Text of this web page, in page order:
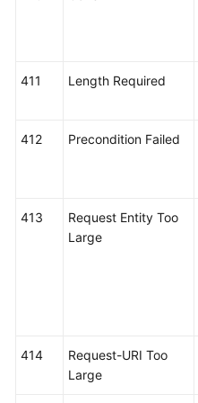
权
411 Length Required
412 Precondition Failed
413
Request Entity Too
Large
414
Request-URI Too
Large